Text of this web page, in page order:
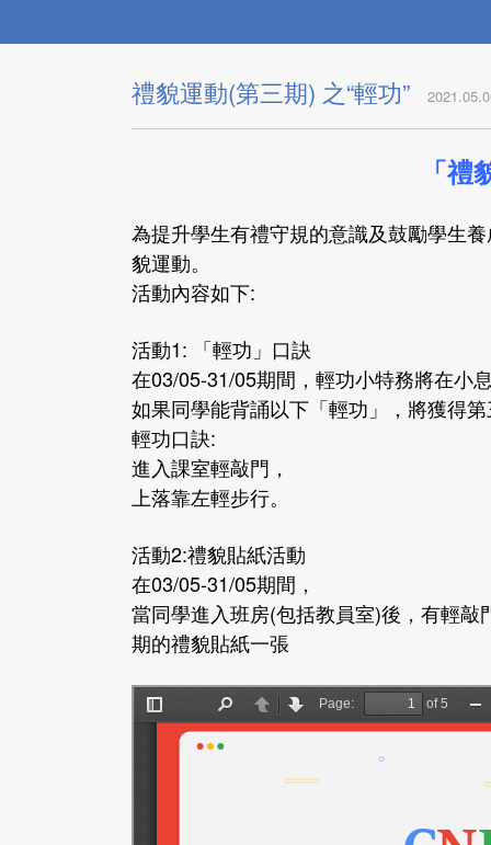
禮貌運動(第三期) 之“輕功”
「
為提升學生有禮守規的意識及鼓勵學生
貌運動。
活動內容如下:
活動1: 「輕功」口訣
在03/05-31/05期間，輕功小特務將在小
如果同學能背誦以下「輕功」，將獲得
輕功口訣:
進入課室輕敲門，
上落靠左輕步行。
活動2:禮貌貼紙活動
在03/05-31/05期間，
當同學進入班房(包括教員室)後，有輕
期的禮貌貼紙一張